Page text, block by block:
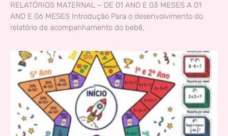
RELATÓRIOS MATERNAL – DE 01 ANO E 03 MESES A 01
ANO E 06 MESES Introdução Para o desenvolvimento do
relatório de acompanhamento do bebê,